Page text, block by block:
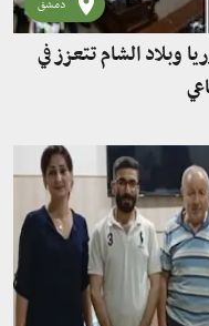
دمشق
الشام تتعزز في